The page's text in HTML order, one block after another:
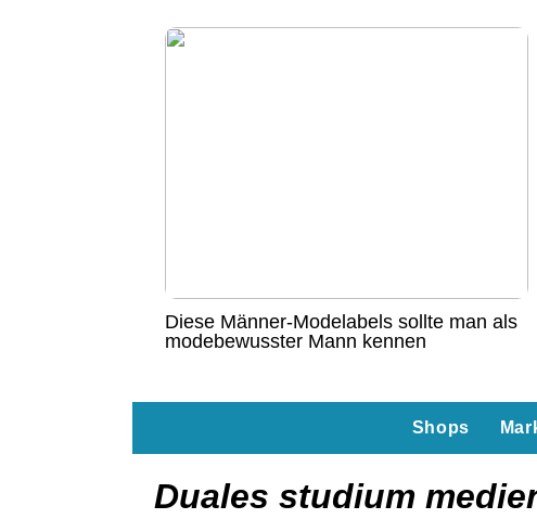
Diese Männer-Modelabels sollte man als
modebewusster Mann kennen
Shops
Duales studium